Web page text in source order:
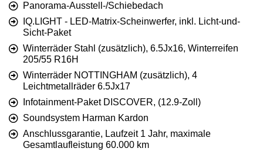
Panorama-Ausstell-/Schiebedach
IQ.LIGHT - LED-Matrix-Scheinwerfer, inkl. Licht-und-
Sicht-Paket
Winterräder Stahl (zusätzlich), 6.5Jx16, Winterreifen
205/55 R16H
Winterräder NOTTINGHAM (zusätzlich), 4
Leichtmetallräder 6.5Jx17
Infotainment-Paket DISCOVER, (12.9-Zoll)
Soundsystem Harman Kardon
Anschlussgarantie, Laufzeit 1 Jahr, maximale
Gesamtlaufleistung 60.000 km